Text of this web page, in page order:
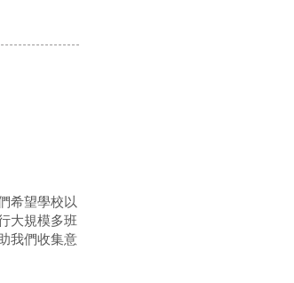
希望學校以
大規模多班
我們收集意